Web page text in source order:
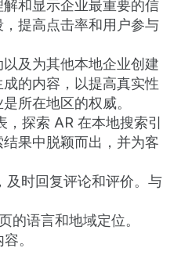
和显示企业最重要的信
提高点击率和用户参与
及为其他本地企业创建
的内容，以提高真实性
所在地区的权威。
，探索 AR 在本地搜索引
果中脱颖而出，并为客
及时回复评论和评价。与
的语言和地域定位。
。